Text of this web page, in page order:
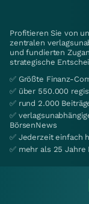
Profitieren Sie von
zentralen
und fundierten
strategische
✅ Größte Finanz-
✅ über 550.000
✅ rund 2.000
✅
BörsenNews
✅ Jederzeit einfach
✅ mehr als 25 Jahre